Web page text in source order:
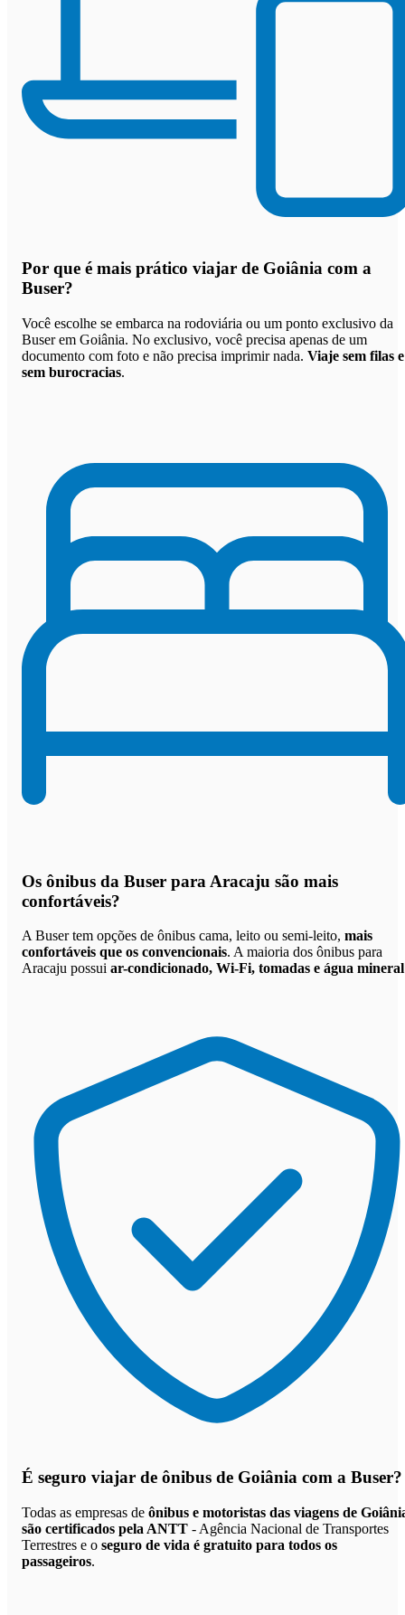
Por que é mais prático viajar de Goiânia com a
Buser?
Você escolhe se embarca na rodoviária ou um ponto exclusivo da
Buser em Goiânia. No exclusivo, você precisa apenas de um
documento com foto e não precisa imprimir nada. Viaje sem filas e
sem burocracias.
Os ônibus da Buser para Aracaju são mais
confortáveis?
A Buser tem opções de ônibus cama, leito ou semi-leito, mais
confortáveis que os convencionais. A maioria dos ônibus para
Aracaju possui ar-condicionado, Wi-Fi, tomadas e água mineral
É seguro viajar de ônibus de Goiânia com a Buser?
Todas as empresas de ônibus e motoristas das viagens de
são certificados pela ANTT - Agência Nacional de Transportes
Terrestres e o seguro de vida é gratuito para todos os
passageiros.